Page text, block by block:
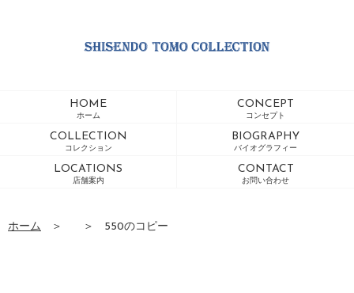
HOME
ホーム
CONCEPT
コンセプト
COLLECTION
コレクション
BIOGRAPHY
バイオグラフィー
LOCATIONS
店舗案内
CONTACT
お問い合わせ
ホーム ＞ ＞ 550のコピー